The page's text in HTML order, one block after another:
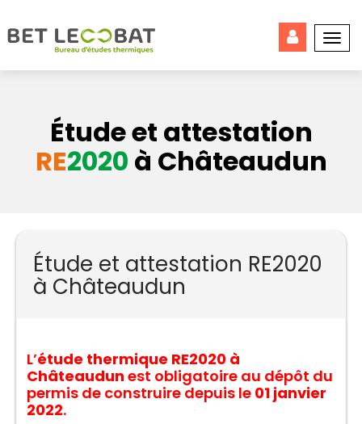
Étude et attestation
RE2020 à Châteaudun
Étude et attestation RE2020
à Châteaudun
L’étude thermique RE2020 à
Châteaudun est obligatoire au dépôt du
permis de construire depuis le 01 janvier
2022.